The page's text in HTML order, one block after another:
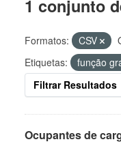
1 conjunto
Formatos: CSV
Etiquetas:
função
Filtrar Resultados
Ocupantes de